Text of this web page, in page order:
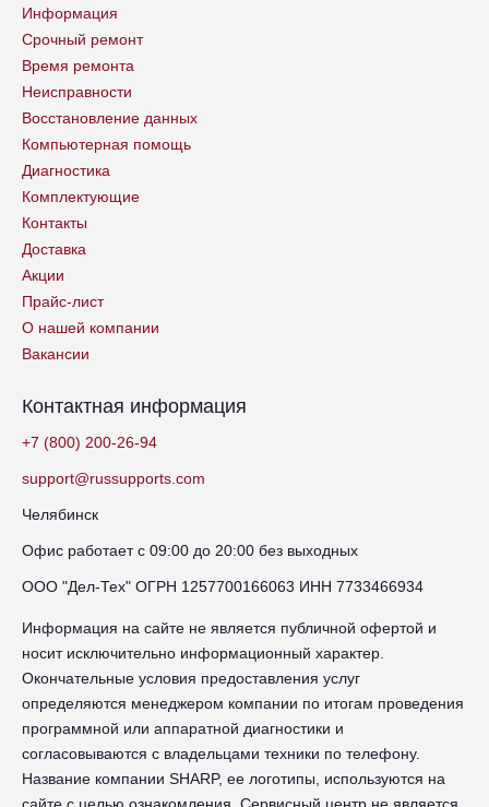
Информация
Срочный ремонт
Время ремонта
Неисправности
Восстановление данных
Компьютерная помощь
Диагностика
Комплектующие
Контакты
Доставка
Акции
Прайс-лист
О нашей компании
Вакансии
Контактная информация
+7 (800) 200-26-94
support@russupports.com
Челябинск
Офис работает с 09:00 до 20:00 без выходных
ООО "Дел-Тех" ОГРН 1257700166063 ИНН 7733466934
Информация на сайте не является публичной офертой и
носит исключительно информационный характер.
Окончательные условия предоставления услуг
определяются менеджером компании по итогам проведения
программной или аппаратной диагностики и
согласовываются с владельцами техники по телефону.
Название компании SHARP, ее логотипы, используются на
сайте с целью ознакомления. Сервисный центр не является